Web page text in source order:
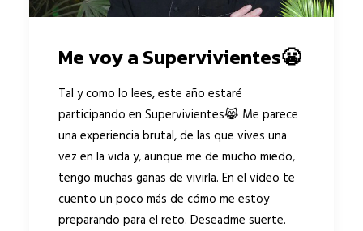
Me voy a Supervivientes😬
Tal y como lo lees, este año estaré
participando en Supervivientes😹 Me parece
una experiencia brutal, de las que vives una
vez en la vida y, aunque me de mucho miedo,
tengo muchas ganas de vivirla. En el vídeo te
cuento un poco más de cómo me estoy
preparando para el reto. Deseadme suerte.